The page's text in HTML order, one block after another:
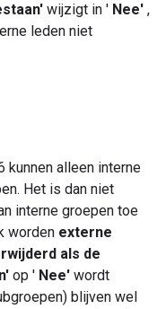
wijzigt in ' Nee' ,
leden niet
kunnen alleen interne
Het is dan niet
interne groepen toe
worden externe
als de
op ' Nee' wordt
blijven wel